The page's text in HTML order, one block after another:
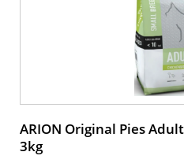
ARION Original Pies
3kg